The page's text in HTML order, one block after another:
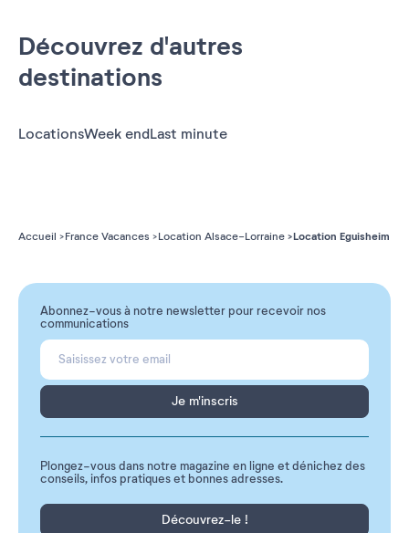
Découvrez d'autres
destinations
LocationsWeek endLast minute
Accueil France Vacances Location Alsace-Lorraine Location Eguisheim
Abonnez-vous à notre newsletter pour recevoir nos
communications
Je m'inscris
Plongez-vous dans notre magazine en ligne et dénichez des
conseils, infos pratiques et bonnes adresses.
Découvrez-le !